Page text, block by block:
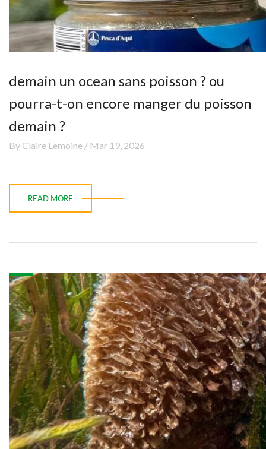
demain un ocean sans poisson ? ou
pourra-t-on encore manger du poisson
demain ?
By Claire Lemoine / Mar 19, 2026
READ MORE